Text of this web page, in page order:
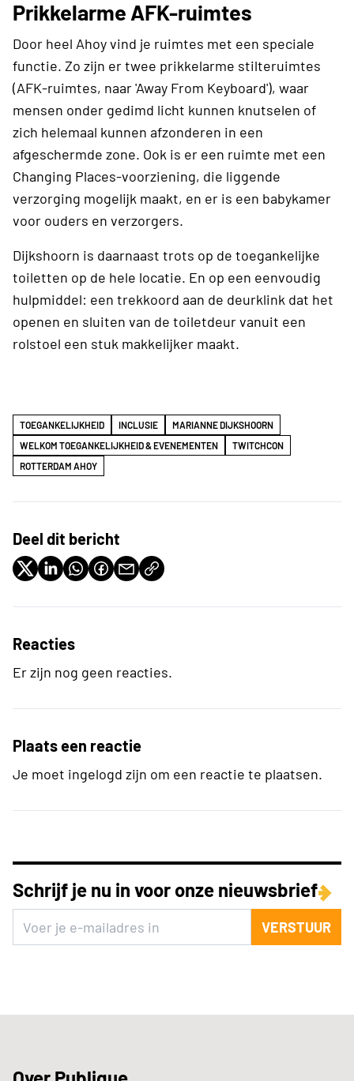
Prikkelarme AFK-ruimtes
Door heel Ahoy vind je ruimtes met een speciale
functie. Zo zijn er twee prikkelarme stilteruimtes
(AFK-ruimtes, naar 'Away From Keyboard'), waar
mensen onder gedimd licht kunnen knutselen of
zich helemaal kunnen afzonderen in een
afgeschermde zone. Ook is er een ruimte met een
Changing Places-voorziening, die liggende
verzorging mogelijk maakt, en er is een babykamer
voor ouders en verzorgers.
Dijkshoorn is daarnaast trots op de toegankelijke
toiletten op de hele locatie. En op een eenvoudig
hulpmiddel: een trekkoord aan de deurklink dat het
openen en sluiten van de toiletdeur vanuit een
rolstoel een stuk makkelijker maakt.
TOEGANKELIJKHEID INCLUSIE
MARIANNE DIJKSHOORN
WELKOM TOEGANKELIJKHEID & EVENEMENTEN
TWITCHCON
ROTTERDAM AHOY
Deel dit bericht
Reacties
Er zijn nog geen reacties.
Plaats een reactie
Je moet ingelogd zijn om een reactie te plaatsen.
Schrijf je nu in voor onze nieuwsbrief
VERSTUUR